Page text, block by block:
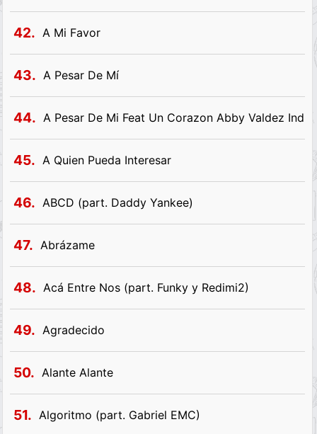
42. A Mi Favor
43. A Pesar De Mí
44. A Pesar De Mi Feat Un Corazon Abby Valdez
45. A Quien Pueda Interesar
46. ABCD (part. Daddy Yankee)
47. Abrázame
48. Acá Entre Nos (part. Funky y Redimi2)
49. Agradecido
50. Alante Alante
51. Algoritmo (part. Gabriel EMC)